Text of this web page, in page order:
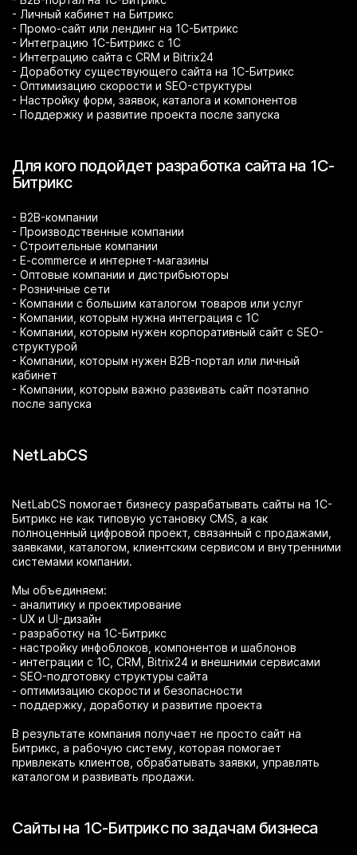
- Личный кабинет на Битрикс
- Промо-сайт или лендинг на 1С-Битрикс
- Интеграцию 1С-Битрикс с 1С
- Интеграцию сайта с CRM и Bitrix24
- Доработку существующего сайта на 1С-Битрикс
- Оптимизацию скорости и SEO-структуры
- Настройку форм, заявок, каталога и компонентов
- Поддержку и развитие проекта после запуска
Для кого подойдет разработка сайта на 1С-
Битрикс
- B2B-компании
- Производственные компании
- Строительные компании
- E-commerce и интернет-магазины
- Оптовые компании и дистрибьюторы
- Розничные сети
- Компании с большим каталогом товаров или услуг
- Компании, которым нужна интеграция с 1С
- Компании, которым нужен корпоративный сайт с SEO-
структурой
- Компании, которым нужен B2B-портал или личный
кабинет
- Компании, которым важно развивать сайт поэтапно
после запуска
NetLabCS
NetLabCS помогает бизнесу разрабатывать сайты на 1С-
Битрикс не как типовую установку CMS, а как
полноценный цифровой проект, связанный с продажами,
заявками, каталогом, клиентским сервисом и внутренними
системами компании.
Мы объединяем:
- аналитику и проектирование
- UX и UI-дизайн
- разработку на 1С-Битрикс
- настройку инфоблоков, компонентов и шаблонов
- интеграции с 1С, CRM, Bitrix24 и внешними сервисами
- SEO-подготовку структуры сайта
- оптимизацию скорости и безопасности
- поддержку, доработку и развитие проекта
В результате компания получает не просто сайт на
Битрикс, а рабочую систему, которая помогает
привлекать клиентов, обрабатывать заявки, управлять
каталогом и развивать продажи.
Сайты на 1С-Битрикс по задачам бизнеса